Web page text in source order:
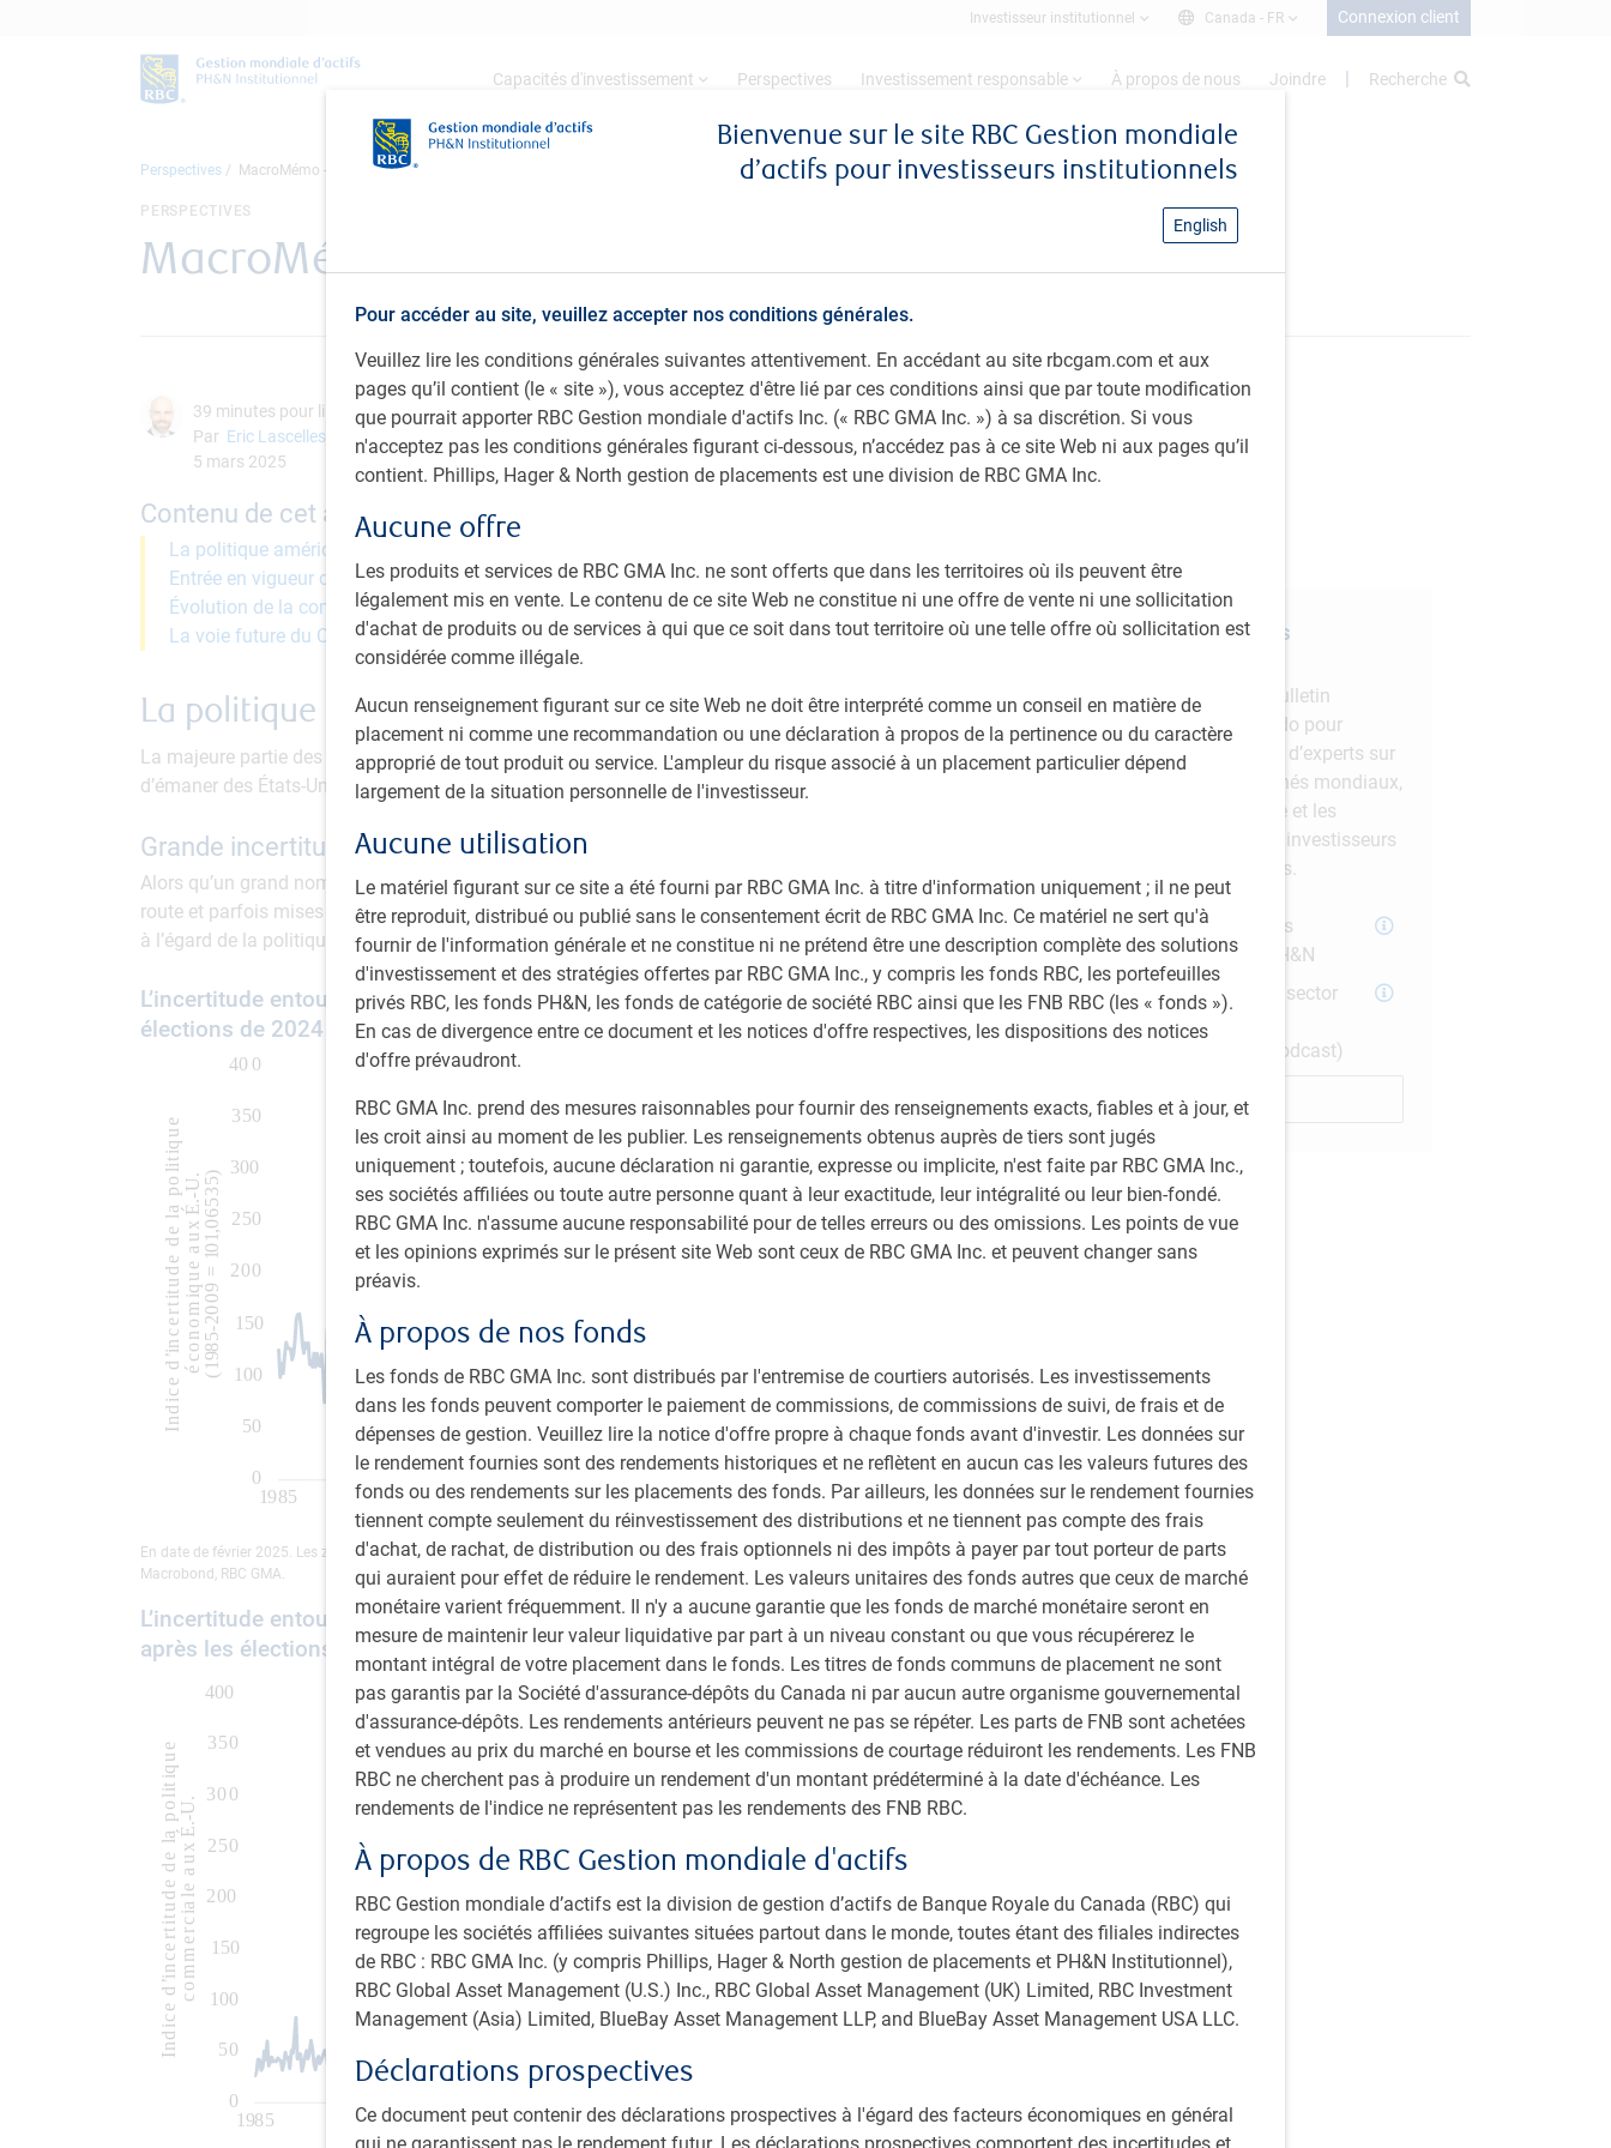
Investisseur institutionnel Canada - FR Connexion client
Capacités d'investissement Perspectives Investissement responsable À propos de nous Joindre Recherche
Bienvenue sur le site RBC Gestion mondiale
d’actifs pour investisseurs institutionnels
English
Pour accéder au site, veuillez accepter nos conditions générales.
Veuillez lire les conditions générales suivantes attentivement. En accédant au site rbcgam.com et aux
pages qu’il contient (le « site »), vous acceptez d'être lié par ces conditions ainsi que par toute modification
que pourrait apporter RBC Gestion mondiale d'actifs Inc. (« RBC GMA Inc. ») à sa discrétion. Si vous
n'acceptez pas les conditions générales figurant ci-dessous, n’accédez pas à ce site Web ni aux pages qu’il
contient. Phillips, Hager & North gestion de placements est une division de RBC GMA Inc.
Aucune offre
Les produits et services de RBC GMA Inc. ne sont offerts que dans les territoires où ils peuvent être
légalement mis en vente. Le contenu de ce site Web ne constitue ni une offre de vente ni une sollicitation
d'achat de produits ou de services à qui que ce soit dans tout territoire où une telle offre où sollicitation est
considérée comme illégale.
Aucun renseignement figurant sur ce site Web ne doit être interprété comme un conseil en matière de
placement ni comme une recommandation ou une déclaration à propos de la pertinence ou du caractère
approprié de tout produit ou service. L'ampleur du risque associé à un placement particulier dépend
largement de la situation personnelle de l'investisseur.
Aucune utilisation
Le matériel figurant sur ce site a été fourni par RBC GMA Inc. à titre d'information uniquement ; il ne peut
être reproduit, distribué ou publié sans le consentement écrit de RBC GMA Inc. Ce matériel ne sert qu'à
fournir de l'information générale et ne constitue ni ne prétend être une description complète des solutions
d'investissement et des stratégies offertes par RBC GMA Inc., y compris les fonds RBC, les portefeuilles
privés RBC, les fonds PH&N, les fonds de catégorie de société RBC ainsi que les FNB RBC (les « fonds »).
En cas de divergence entre ce document et les notices d'offre respectives, les dispositions des notices
d'offre prévaudront.
RBC GMA Inc. prend des mesures raisonnables pour fournir des renseignements exacts, fiables et à jour, et
les croit ainsi au moment de les publier. Les renseignements obtenus auprès de tiers sont jugés
uniquement ; toutefois, aucune déclaration ni garantie, expresse ou implicite, n'est faite par RBC GMA Inc.,
ses sociétés affiliées ou toute autre personne quant à leur exactitude, leur intégralité ou leur bien-fondé.
RBC GMA Inc. n'assume aucune responsabilité pour de telles erreurs ou des omissions. Les points de vue
et les opinions exprimés sur le présent site Web sont ceux de RBC GMA Inc. et peuvent changer sans
préavis.
À propos de nos fonds
Les fonds de RBC GMA Inc. sont distribués par l'entremise de courtiers autorisés. Les investissements
dans les fonds peuvent comporter le paiement de commissions, de commissions de suivi, de frais et de
dépenses de gestion. Veuillez lire la notice d'offre propre à chaque fonds avant d'investir. Les données sur
le rendement fournies sont des rendements historiques et ne reflètent en aucun cas les valeurs futures des
fonds ou des rendements sur les placements des fonds. Par ailleurs, les données sur le rendement fournies
tiennent compte seulement du réinvestissement des distributions et ne tiennent pas compte des frais
d'achat, de rachat, de distribution ou des frais optionnels ni des impôts à payer par tout porteur de parts
qui auraient pour effet de réduire le rendement. Les valeurs unitaires des fonds autres que ceux de marché
monétaire varient fréquemment. Il n'y a aucune garantie que les fonds de marché monétaire seront en
mesure de maintenir leur valeur liquidative par part à un niveau constant ou que vous récupérerez le
montant intégral de votre placement dans le fonds. Les titres de fonds communs de placement ne sont
pas garantis par la Société d'assurance-dépôts du Canada ni par aucun autre organisme gouvernemental
d'assurance-dépôts. Les rendements antérieurs peuvent ne pas se répéter. Les parts de FNB sont achetées
et vendues au prix du marché en bourse et les commissions de courtage réduiront les rendements. Les FNB
RBC ne cherchent pas à produire un rendement d'un montant prédéterminé à la date d'échéance. Les
rendements de l'indice ne représentent pas les rendements des FNB RBC.
À propos de RBC Gestion mondiale d'actifs
RBC Gestion mondiale d’actifs est la division de gestion d’actifs de Banque Royale du Canada (RBC) qui
regroupe les sociétés affiliées suivantes situées partout dans le monde, toutes étant des filiales indirectes
de RBC : RBC GMA Inc. (y compris Phillips, Hager & North gestion de placements et PH&N Institutionnel),
RBC Global Asset Management (U.S.) Inc., RBC Global Asset Management (UK) Limited, RBC Investment
Management (Asia) Limited, BlueBay Asset Management LLP, and BlueBay Asset Management USA LLC.
Déclarations prospectives
Ce document peut contenir des déclarations prospectives à l'égard des facteurs économiques en général
Perspectives MacroMémo - Du 4 au 24 mars 2025
MacroMémo - Du 4 au 24 mars 2025
PERSPECTIVES
39 minutes pour lire
Par Eric Lascelles
5 mars 2025
Contenu de cet article :
La politique américaine en marche
Entrée en vigueur des tarifs
Évolution de la conjoncture économique
La voie future du Canada
La politique américaine en marche
La majeure partie des développements économiques, politiques et stratégiques mondiaux continue
d’émaner des États-Unis, et plus particulièrement de la Maison-Blanche.
Grande incertitude
Alors qu’un grand nombre de politiques non conventionnelles sont annoncées, modifiées en cours de
route et parfois mises en œuvre, l’incertitude en la matière est élevée (voir le graphique suivant), et celle
à l’égard de la politique commerciale a atteint un niveau sans précédent (voir le graphique subséquent).
L’incertitude entourant la politique économique aux États-Unis s’est accrue après les
élections de 2024
En date de février 2025. Les zones ombrées représentent une récession. Sources : Indice d’incertitude de la politique économique,
Macrobond, RBC GMA.
L’incertitude entourant la politique commerciale aux États-Unis a atteint un sommet
après les élections de 2024
Abonnez-vous à nos
Inscrivez-vous à notre bulletin
mensuel et à notre balado pour
obtenir des perspectives d’experts sur
les tendances des marchés mondiaux,
l’évolution de l’économie et les
stratégies adaptées aux investisseurs
institutionnels canadiens.
Bulletin Perspectives
d’investissement PH&N
Balado Le pouls du sector
institutionnel (The
Institutional Beat Podcast)
Sabonner